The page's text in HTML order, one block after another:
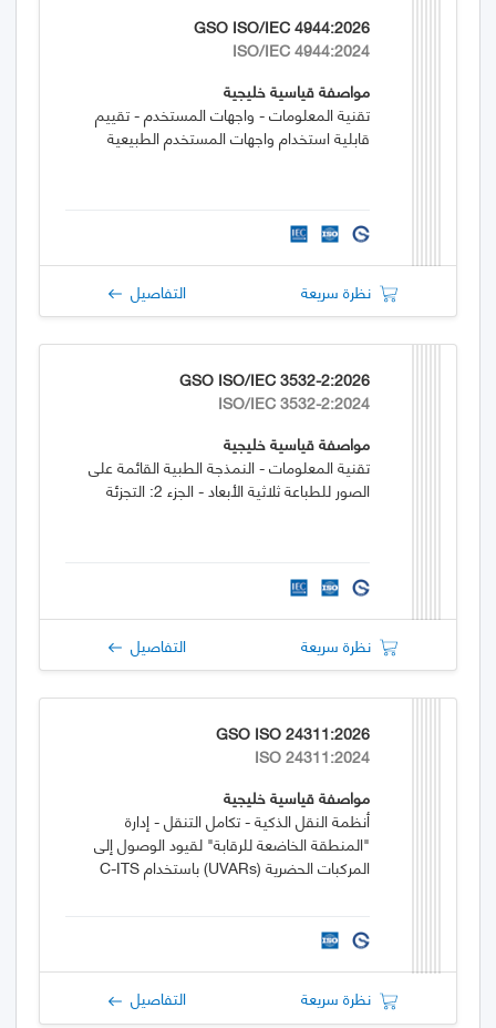
GSO ISO/IEC 4944:2026
ISO/IEC 4944:2024
مواصفة قياسية خليجية
تقنية المعلومات - واجهات المستخدم - تقييم
قابلية استخدام واجهات المستخدم الطبيعية
نظرة سريعة التفاصيل
GSO ISO/IEC 3532-2:2026
ISO/IEC 3532-2:2024
مواصفة قياسية خليجية
تقنية المعلومات - النمذجة الطبية القائمة على
الصور للطباعة ثلاثية الأبعاد - الجزء 2: التجزئة
نظرة سريعة التفاصيل
GSO ISO 24311:2026
ISO 24311:2024
مواصفة قياسية خليجية
أنظمة النقل الذكية - تكامل التنقل - إدارة
"المنطقة الخاضعة للرقابة" لقيود الوصول إلى
المركبات الحضرية (UVARs) باستخدام C-ITS
نظرة سريعة التفاصيل